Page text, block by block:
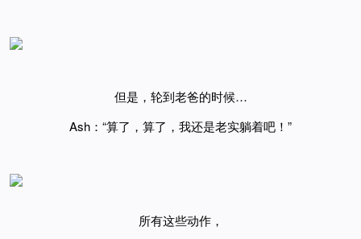
但是，轮到老爸的时候…
Ash：“算了，算了，我还是老实躺着吧！”
所有这些动作，